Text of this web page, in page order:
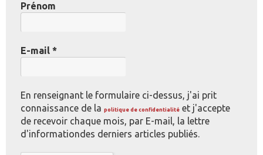
Prénom
E-mail *
En renseignant le formulaire ci-dessus, j'ai prit
connaissance de la politique de confidentialité et j'accepte
de recevoir chaque mois, par E-mail, la lettre
d'informationdes derniers articles publiés.